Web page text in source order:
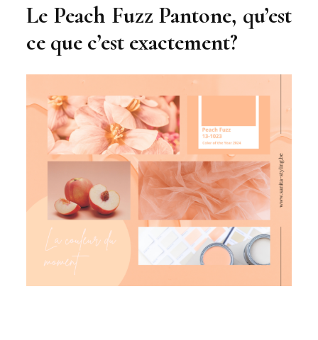
Le Peach Fuzz Pantone, qu’est
ce que c’est exactement?